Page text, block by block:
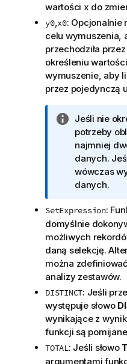
wartości x do
y0,x0: Opcjonalnie
celu wymuszenia,
przechodziła
określeniu wartości
wymuszenie, aby
przez pojedynczą
I
n
f
o
r
m
c
j
a
Jeśli nie
potrzeby
najmniej
danych.
wówczas
danych.
SetExpression:
domyślnie
możliwych
daną selekcję.
można
analizy zestawów.
DISTINCT: Jeśli
występuje słowo
wynikające z
funkcji są
TOTAL: Jeśli słowo
argumentami